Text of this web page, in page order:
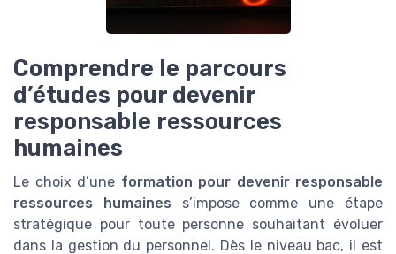
Comprendre le parcours
d’études pour devenir
responsable ressources
humaines
Le choix d’une formation pour devenir responsable
ressources humaines s’impose comme une étape
stratégique pour toute personne souhaitant évoluer
dans la gestion du personnel. Dès le niveau bac, il est